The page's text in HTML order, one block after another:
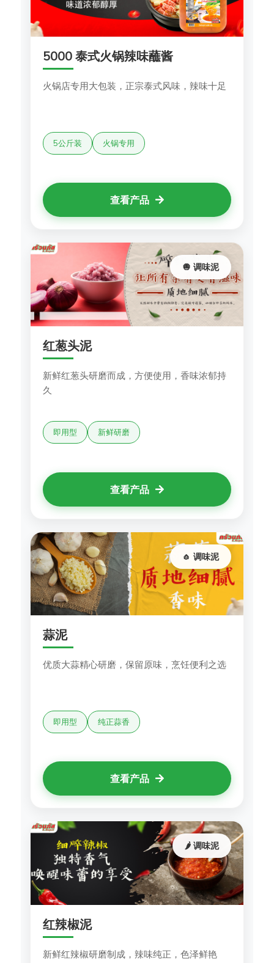
5000 泰式火锅辣味蘸酱
火锅店专用大包装，正宗泰式风味，辣味十足
5公斤装 火锅专用
查看产品
🧅 调味泥
红葱头泥
新鲜红葱头研磨而成，方便使用，香味浓郁持
久
即用型 新鲜研磨
查看产品
🧄 调味泥
蒜泥
优质大蒜精心研磨，保留原味，烹饪便利之选
即用型 纯正蒜香
查看产品
🌶️ 调味泥
红辣椒泥
新鲜红辣椒研磨制成，辣味纯正，色泽鲜艳